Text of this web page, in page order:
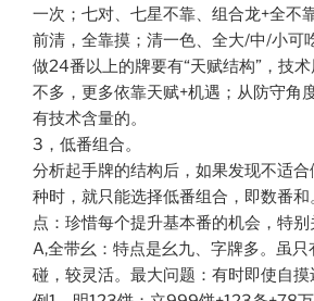
一次；七对、七星不靠、组合龙+全不
前清，全靠摸；清一色、全大/中/小可
做24番以上的牌要有“天赋结构”，技
不多，更多依靠天赋+机遇；从防守角
有技术含量的。
3，低番组合。
分析起手牌的结构后，如果发现不适
种时，就只能选择低番组合，即数番
点：珍惜每个提升基本番的机会，特别
A,全带幺：特点是幺九、字牌多。虽
碰，较灵活。最大问题：有时即使自摸